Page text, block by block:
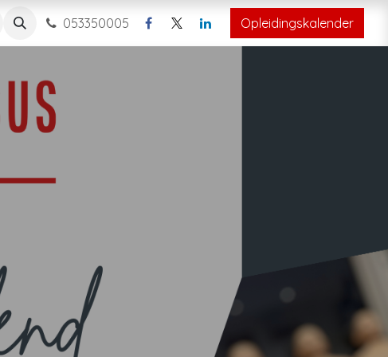
053350005 Opleidingskalender